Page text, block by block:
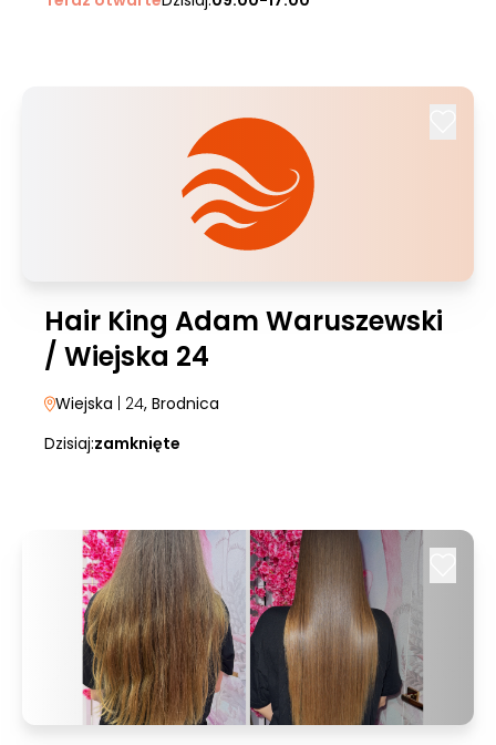
Hair King Adam Waruszewski
/ Wiejska 24
Wiejska | 24, Brodnica
Dzisiaj:zamknięte